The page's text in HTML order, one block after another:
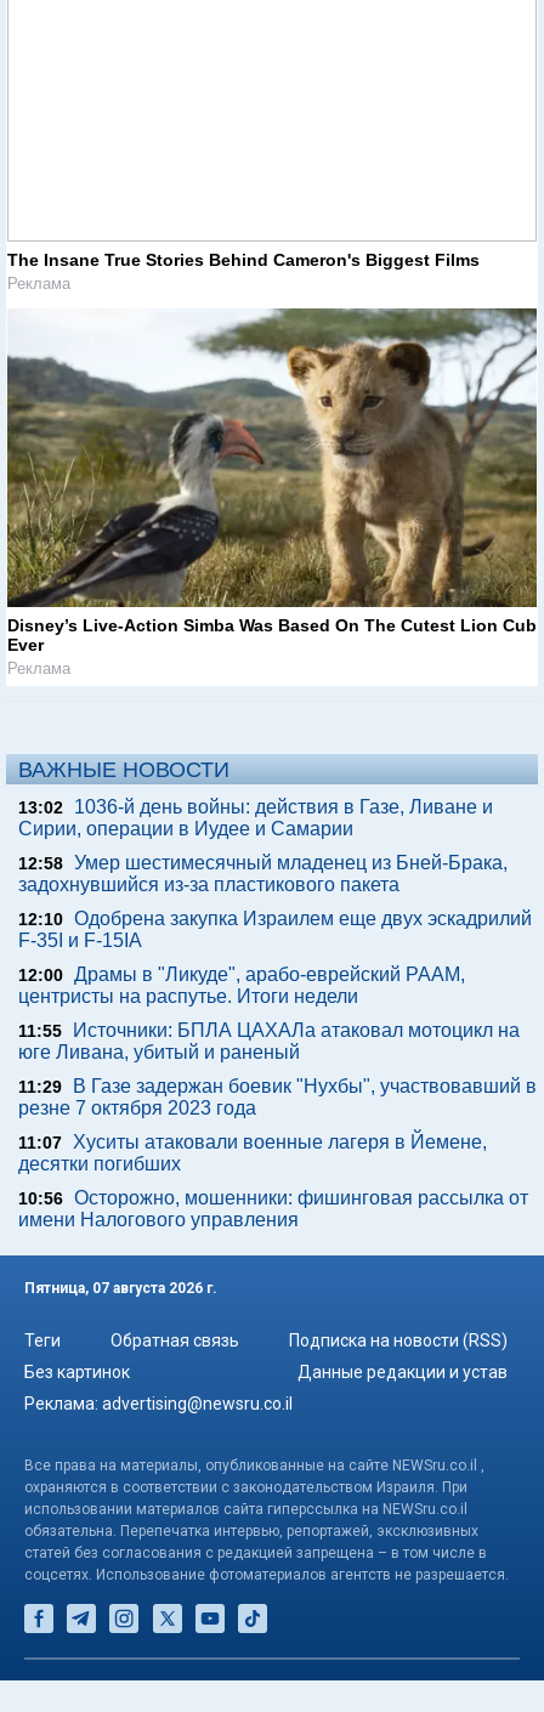
The Insane True Stories Behind Cameron's Biggest Films
Реклама
Disney’s Live-Action Simba Was Based On The Cutest Lion Cub
Ever
Реклама
ВАЖНЫЕ НОВОСТИ
13:02
1036-й день войны: действия в Газе, Ливане и
Сирии, операции в Иудее и Самарии
12:58 Умер шестимесячный младенец из Бней-Брака,
задохнувшийся из-за пластикового пакета
12:10 Одобрена закупка Израилем еще двух эскадрилий
F-35I и F-15IA
12:00 Драмы в "Ликуде", арабо-еврейский РААМ,
центристы на распутье. Итоги недели
11:55
Источники: БПЛА ЦАХАЛа атаковал мотоцикл на
юге Ливана, убитый и раненый
11:29
В Газе задержан боевик "Нухбы", участвовавший в
резне 7 октября 2023 года
11:07 Хуситы атаковали военные лагеря в Йемене,
десятки погибших
10:56 Осторожно, мошенники: фишинговая рассылка от
имени Налогового управления
Пятница, 07 августа 2026 г.
Теги Обратная связь
Подписка на новости (RSS)
Без картинок
Данные редакции и устав
Реклама: advertising@newsru.co.il
Все права на материалы, опубликованные на сайте NEWSru.co.il ,
охраняются в соответствии с законодательством Израиля. При
использовании материалов сайта гиперссылка на NEWSru.co.il
обязательна. Перепечатка интервью, репортажей, эксклюзивных
статей без согласования с редакцией запрещена – в том числе в
соцсетях. Использование фотоматериалов агентств не разрешается.